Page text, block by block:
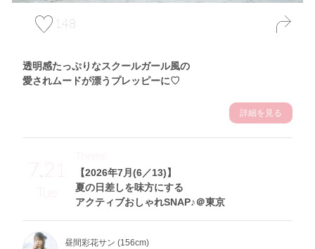
148
透明感たっぷりなスクールガール風の
愛されムードが漂うプレッピーに♡
詳細を見る
7.21
Tue
【2026年7月(6／13)】
夏の日差しを味方にする
アクティブおしゃれSNAP♪＠東京
Theme
昼間彩花サン (156cm)